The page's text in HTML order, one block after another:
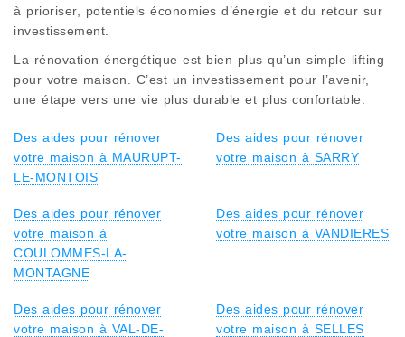
à prioriser, potentiels économies d’énergie et du retour sur
investissement.
La rénovation énergétique est bien plus qu’un simple lifting
pour votre maison. C’est un investissement pour l’avenir,
une étape vers une vie plus durable et plus confortable.
Des aides pour rénover
votre maison à MAURUPT-
LE-MONTOIS
Des aides pour rénover
votre maison à SARRY
Des aides pour rénover
votre maison à
COULOMMES-LA-
MONTAGNE
Des aides pour rénover
votre maison à VANDIERES
Des aides pour rénover
votre maison à VAL-DE-
Des aides pour rénover
votre maison à SELLES